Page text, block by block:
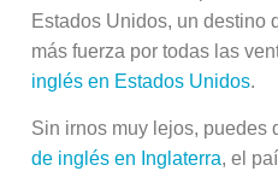
Estados Unidos, un destino
más fuerza por todas las
inglés en Estados Unidos.
Sin irnos muy lejos, puedes
de inglés en Inglaterra, el